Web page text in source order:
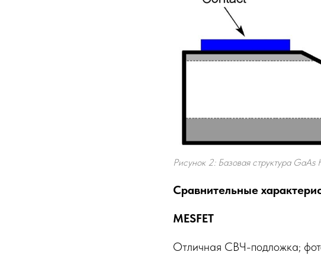
Рисунок 2: Базовая структура GaAs
Сравнительные
MESFET
Отличная СВЧ-подложка;